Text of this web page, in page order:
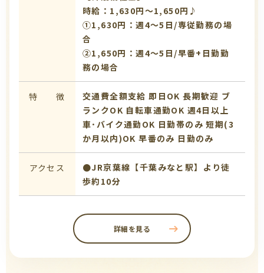
時給：1,630円～1,650円♪
①1,630円：週4～5日/専従勤務の場
合
➁1,650円：週4～5日/早番+日勤勤
務の場合
特 徴 交通費全額支給 即日OK 長期歓迎 ブ
ランクOK 自転車通勤OK 週4日以上
車･バイク通勤OK 日勤帯のみ 短期(3
か月以内)OK 早番のみ 日勤のみ
アクセス
●JR京葉線【千葉みなと駅】より徒
歩約10分
詳細を見る